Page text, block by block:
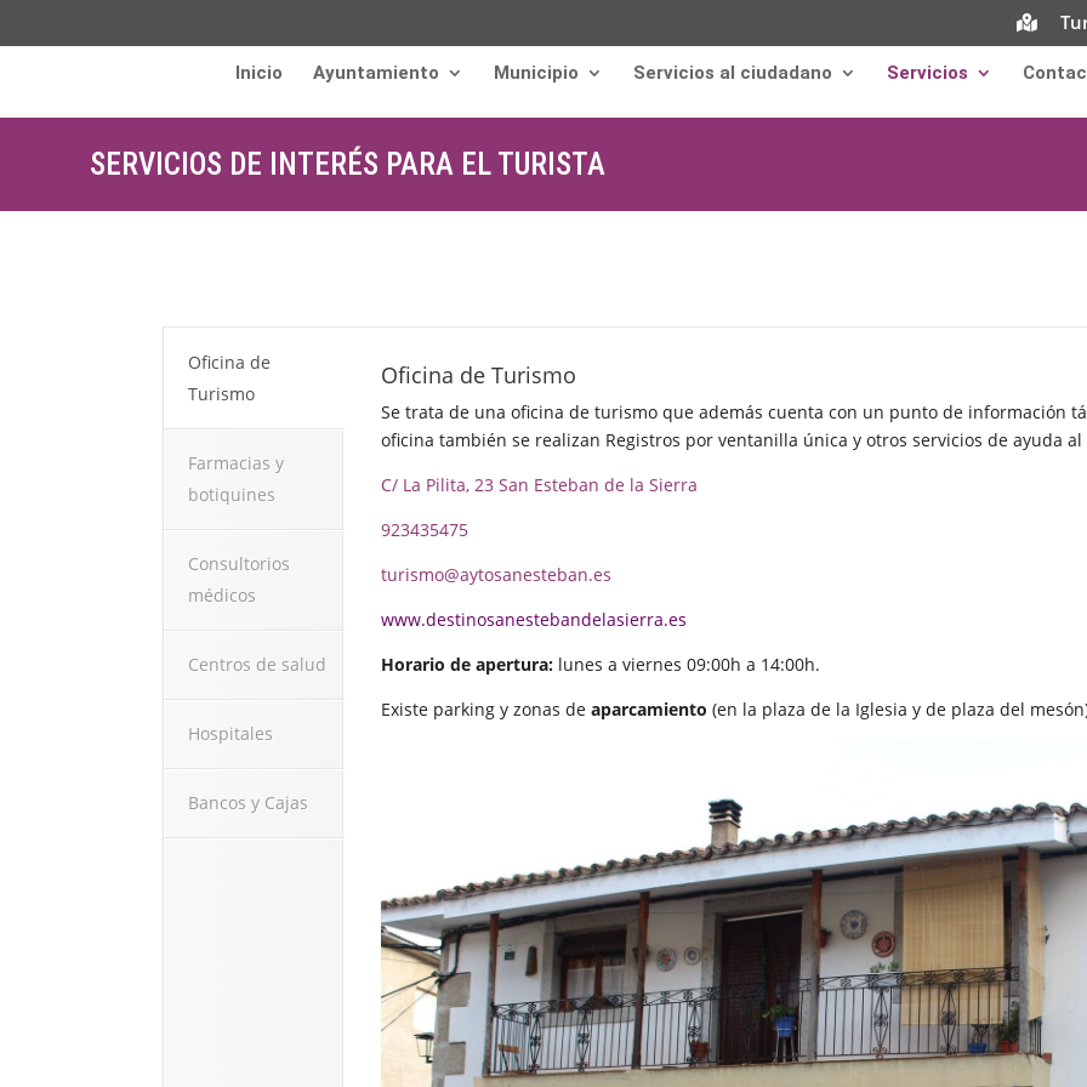
Inicio Ayuntamiento Municipio Servicios al ciudadano Servicios
SERVICIOS DE INTERÉS PARA EL TURISTA
Oficina de
Turismo
Farmacias y
botiquines
Consultorios
médicos
Centros de salud
Hospitales
Bancos y Cajas
Oficina de Turismo
Se trata de una oficina de turismo que además cuenta con un punto de información
oficina también se realizan Registros por ventanilla única y otros servicios de ayuda
C/ La Pilita, 23 San Esteban de la Sierra
923435475
turismo@aytosanesteban.es
www.destinosanestebandelasierra.es
Horario de apertura: lunes a viernes 09:00h a 14:00h.
Existe parking y zonas deaparcamiento (en la plaza de la Iglesia y de plaza del